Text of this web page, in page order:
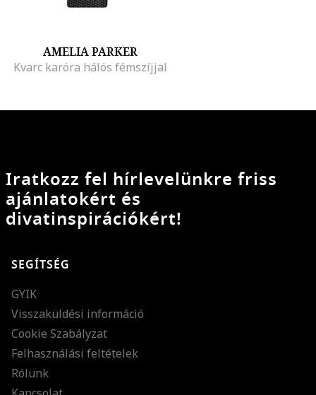
AMELIA PARKER
Kvarc karóra hálós fémszíjjal
Iratkozz fel hírlevelünkre friss
ajánlatokért és
divatinspirációkért!
SEGÍTSÉG
GYIK
Visszaküldési információ
Cookie Szabályzat
Felhasználási feltételek
Rólunk